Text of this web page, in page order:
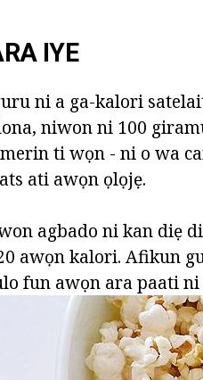
IYE
ni a ga-kalori
niwon ni 100
ti wọn - ni o wa
ati awọn ọlọjẹ.
agbado ni kan diẹ
awọn kalori. Afikun
fun awọn ara paati